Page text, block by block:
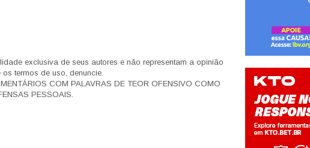
exclusiva de seus autores e não representam a opinião
termos de uso, denuncie.
COM PALAVRAS DE TEOR OFENSIVO COMO
PESSOAIS.